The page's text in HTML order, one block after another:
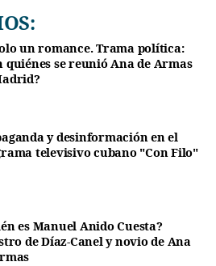
un romance. Trama política:
quiénes se reunió Ana de Armas
y desinformación en el
televisivo cubano "Con Filo"
es Manuel Anido Cuesta?
de Díaz-Canel y novio de Ana